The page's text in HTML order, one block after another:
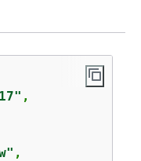
,
,